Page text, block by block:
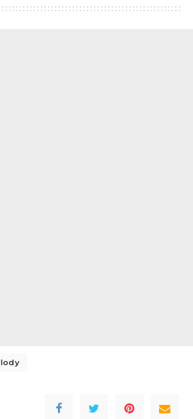
lody